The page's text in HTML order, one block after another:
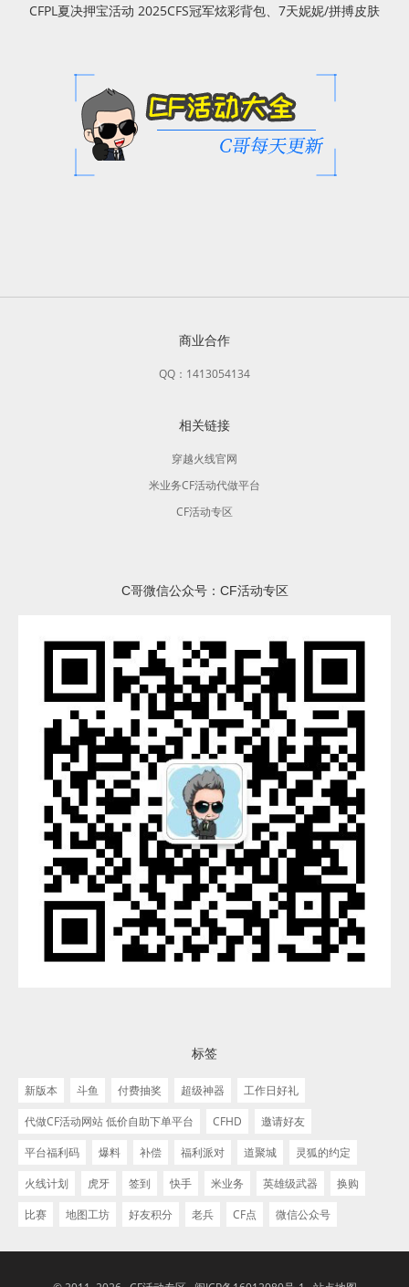
CFPL夏决押宝活动 2025CFS冠军炫彩背包、7天妮妮/拼搏皮肤
商业合作
QQ：1413054134
相关链接
穿越火线官网
米业务CF活动代做平台
CF活动专区
C哥微信公众号：CF活动专区
标签
新版本 斗鱼 付费抽奖 超级神器
工作日好礼
代做CF活动网站 低价自助下单平台
CFHD
邀请好友
平台福利码
爆料 补偿 福利派对 道聚城
灵狐的约定
火线计划
虎牙 签到 快手 米业务 英雄级武器
换购
比赛
地图工坊 好友积分 老兵 CF点 微信公众号